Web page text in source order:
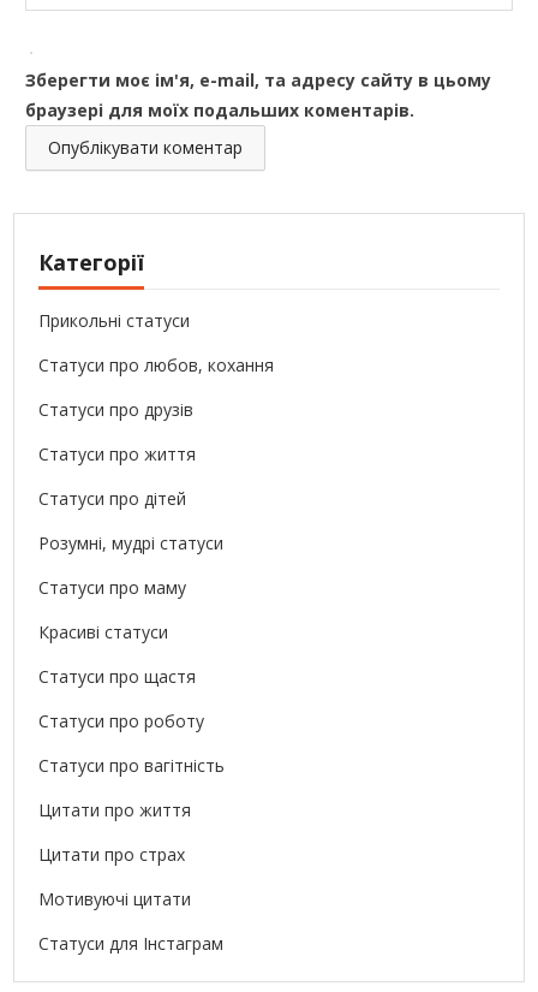
Зберегти моє ім'я, e-mail, та адресу сайту в цьому
браузері для моїх подальших коментарів.
Категорії
Прикольні статуси
Статуси про любов, кохання
Статуси про друзів
Статуси про життя
Статуси про дітей
Розумні, мудрі статуси
Статуси про маму
Красиві статуси
Статуси про щастя
Статуси про роботу
Статуси про вагітність
Цитати про життя
Цитати про страх
Мотивуючі цитати
Статуси для Інстаграм